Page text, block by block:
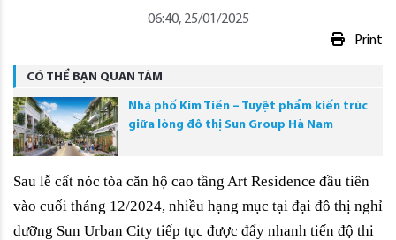
06:40, 25/01/2025
Print
CÓ THỂ BẠN QUAN TÂM
Nhà phố Kim Tiền – Tuyệt phẩm kiến trúc
giữa lòng đô thị Sun Group Hà Nam
Sau lễ cất nóc tòa căn hộ cao tầng Art Residence đầu tiên
vào cuối tháng 12/2024, nhiều hạng mục tại đại đô thị nghỉ
dưỡng Sun Urban City tiếp tục được đẩy nhanh tiến độ thi